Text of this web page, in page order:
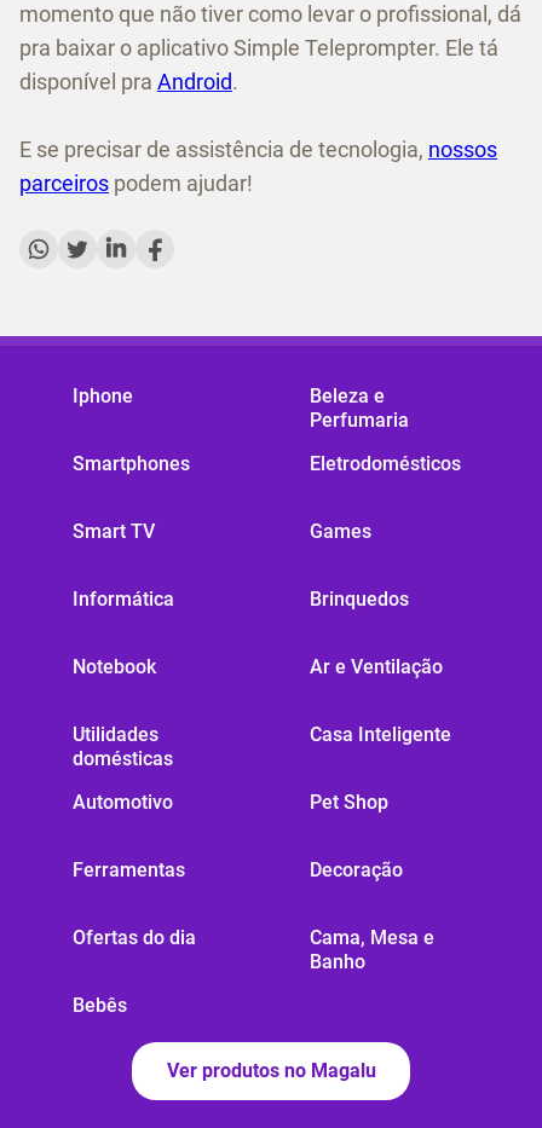
momento que não tiver como levar o profissional, dá
pra baixar o aplicativo Simple Teleprompter. Ele tá
disponível pra Android.
E se precisar de assistência de tecnologia, nossos
parceiros podem ajudar!
Iphone
Smartphones
Smart TV
Informática
Notebook
Utilidades
domésticas
Automotivo
Ferramentas
Ofertas do dia
Bebês
Beleza e
Perfumaria
Eletrodomésticos
Games
Brinquedos
Ar e Ventilação
Casa Inteligente
Pet Shop
Decoração
Cama, Mesa e
Banho
Ver produtos no Magalu